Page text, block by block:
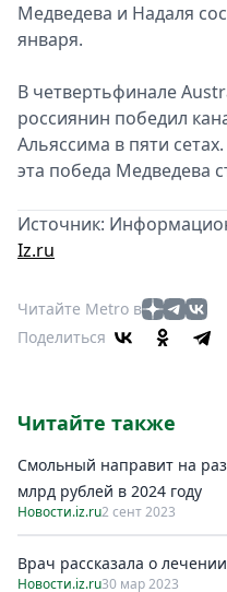
Медведева и Надаля
января.
В четвертьфинале
россиянин победил
Альяссима в пяти
эта победа Медведева
Источник:
Iz.ru
Читайте Metro в
Поделиться
Читайте также
Смольный направит на
млрд рублeй в 2024 году
Новости.iz.ru2 сент 2023
Врач рассказала о
Новости.iz.ru30 мар 2023